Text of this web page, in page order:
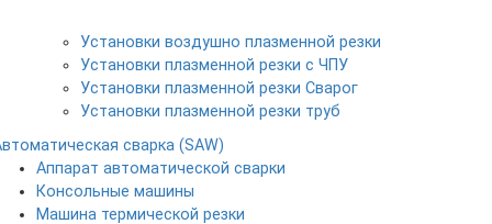
Установки воздушно плазменной резки
Установки плазменной резки с ЧПУ
Установки плазменной резки Сварог
Установки плазменной резки труб
сварка (SAW)
Аппарат автоматической сварки
Консольные машины
Машина термической резки